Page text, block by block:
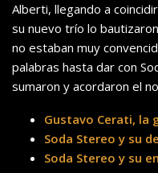
Alberti, llegando a
su nuevo trío lo
no estaban muy
palabras hasta dar con
sumaron y acordaron el
Gustavo Cerati, la
Soda Stereo y su
Soda Stereo y su